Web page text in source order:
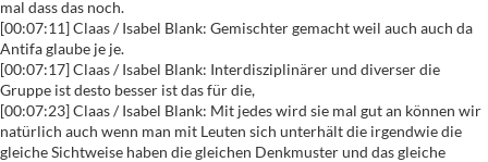
mal dass das noch.
[00:07:11] Claas / Isabel Blank: Gemischter gemacht weil auch auch da
Antifa glaube je je.
[00:07:17] Claas / Isabel Blank: Interdisziplinärer und diverser die
Gruppe ist desto besser ist das für die,
[00:07:23] Claas / Isabel Blank: Mit jedes wird sie mal gut an können wir
natürlich auch wenn man mit Leuten sich unterhält die irgendwie die
gleiche Sichtweise haben die gleichen Denkmuster und das gleiche